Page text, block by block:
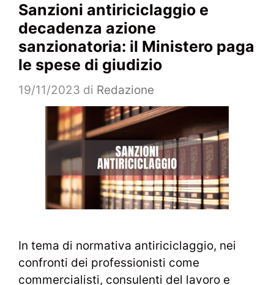
Sanzioni antiriciclaggio e
decadenza azione
sanzionatoria: il Ministero paga
le spese di giudizio
19/11/2023 di Redazione
In tema di normativa antiriciclaggio, nei
confronti dei professionisti come
commercialisti, consulenti del lavoro e